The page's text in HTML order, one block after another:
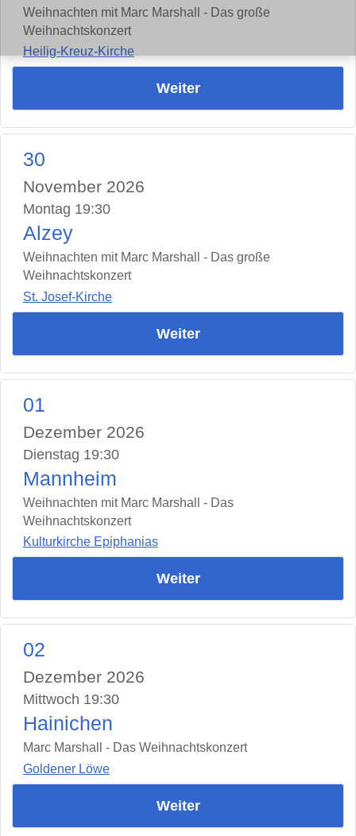
Weihnachten mit Marc Marshall - Das große
Weihnachtskonzert
Heilig-Kreuz-Kirche
Weiter
30
November 2026
Montag 19:30
Alzey
Weihnachten mit Marc Marshall - Das große
Weihnachtskonzert
St. Josef-Kirche
Weiter
01
Dezember 2026
Dienstag 19:30
Mannheim
Weihnachten mit Marc Marshall - Das
Weihnachtskonzert
Kulturkirche Epiphanias
Weiter
02
Dezember 2026
Mittwoch 19:30
Hainichen
Marc Marshall - Das Weihnachtskonzert
Goldener Löwe
Weiter